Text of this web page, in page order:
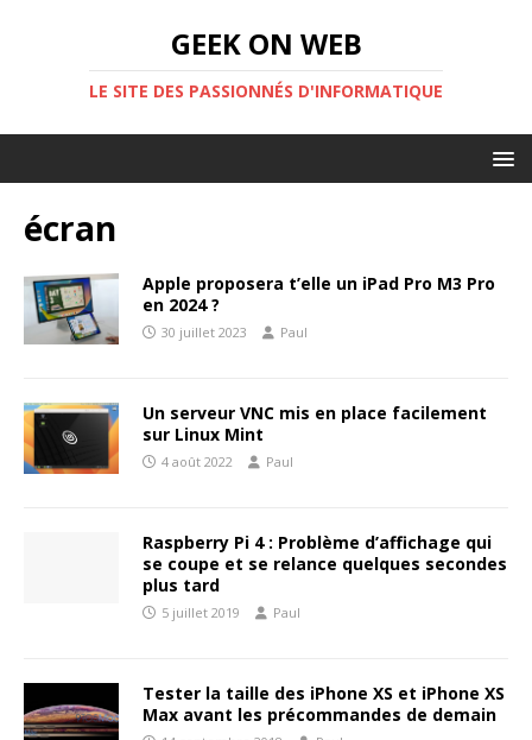
GEEK ON WEB
LE SITE DES PASSIONNÉS D'INFORMATIQUE
écran
Apple proposera t’elle un iPad Pro M3 Pro
en 2024 ?
30 juillet 2023 Paul
Un serveur VNC mis en place facilement
sur Linux Mint
4 août 2022 Paul
Raspberry Pi 4 : Problème d’affichage qui
se coupe et se relance quelques secondes
plus tard
5 juillet 2019 Paul
Tester la taille des iPhone XS et iPhone XS
Max avant les précommandes de demain